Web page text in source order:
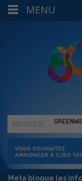
MUSIQUE
:
Meta bloque les
MENU